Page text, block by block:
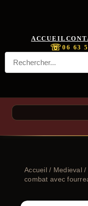
ACCUEIL
☏06 63
Accueil/ Medieval /
combat avec